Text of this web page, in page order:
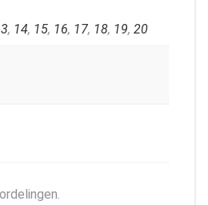
, 14, 15, 16, 17, 18, 19, 20